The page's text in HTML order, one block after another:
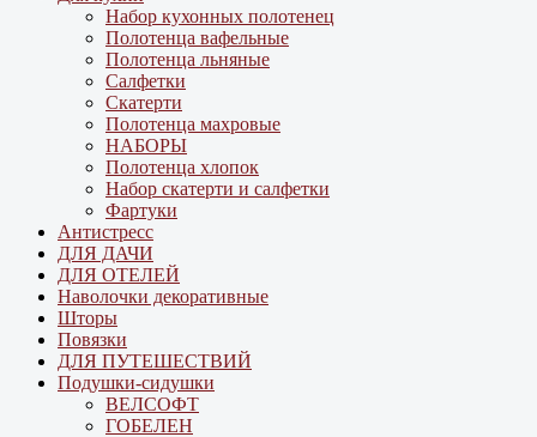
Набор кухонных полотенец
Полотенца вафельные
Полотенца льняные
Салфетки
Скатерти
Полотенца махровые
НАБОРЫ
Полотенца хлопок
Набор скатерти и салфетки
Фартуки
Антистресс
ДЛЯ ДАЧИ
ДЛЯ ОТЕЛЕЙ
Наволочки декоративные
Шторы
Повязки
ДЛЯ ПУТЕШЕСТВИЙ
Подушки-сидушки
ВЕЛСОФТ
ГОБЕЛЕН